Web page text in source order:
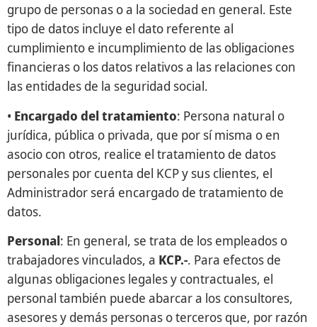
grupo de personas o a la sociedad en general. Este
tipo de datos incluye el dato referente al
cumplimiento e incumplimiento de las obligaciones
financieras o los datos relativos a las relaciones con
las entidades de la seguridad social.
• Encargado del tratamiento: Persona natural o
jurídica, pública o privada, que por sí misma o en
asocio con otros, realice el tratamiento de datos
personales por cuenta del KCP y sus clientes, el
Administrador será encargado de tratamiento de
datos.
Personal: En general, se trata de los empleados o
trabajadores vinculados, a KCP.-. Para efectos de
algunas obligaciones legales y contractuales, el
personal también puede abarcar a los consultores,
asesores y demás personas o terceros que, por razón